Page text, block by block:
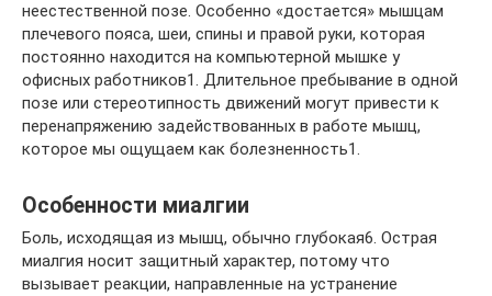
неестественной позе. Особенно «достается» мышцам
плечевого пояса, шеи, спины и правой руки, которая
постоянно находится на компьютерной мышке у
офисных работников1. Длительное пребывание в одной
позе или стереотипность движений могут привести к
перенапряжению задействованных в работе мышц,
которое мы ощущаем как болезненность1.
Особенности миалгии
Боль, исходящая из мышц, обычно глубокая6. Острая
миалгия носит защитный характер, потому что
вызывает реакции, направленные на устранение